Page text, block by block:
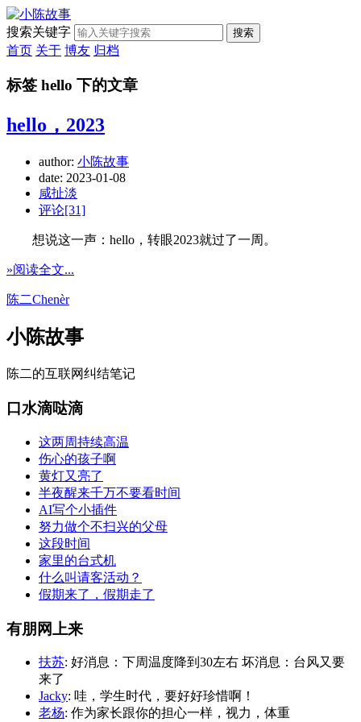
搜索关键字 搜索
首页 关于 博友 归档
标签 hello 下的文章
hello，2023
author: 小陈故事
date: 2023-01-08
咸扯淡
评论[31]
想说这一声：hello，转眼2023就过了一周。
»阅读全文...
陈二Chenèr
小陈故事
陈二的互联网纠结笔记
口水滴哒滴
这两周持续高温
伤心的孩子啊
黄灯又亮了
半夜醒来千万不要看时间
AI写个小插件
努力做个不扫兴的父母
这段时间
家里的台式机
什么叫请客活动？
假期来了，假期走了
有朋网上来
扶苏: 好消息：下周温度降到30左右 坏消息：台风又要
来了
Jacky: 哇，学生时代，要好好珍惜啊！
老杨: 作为家长跟你的担心一样，视力，体重